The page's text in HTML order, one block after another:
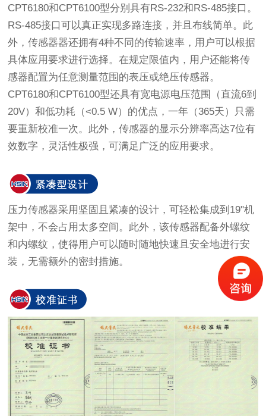
CPT6180和CPT6100型分别具有RS-232和RS-485接口。
RS-485接口可以真正实现多路连接，并且布线简单。此
外，传感器器还拥有4种不同的传输速率，用户可以根据
具体应用要求进行选择。在规定限值内，用户还能将传
感器配置为任意测量范围的表压或绝压传感器。
CPT6180和CPT6100型还具有宽电源电压范围（直流6到
20V）和低功耗（<0.5 W）的优点，一年（365天）只需
要重新校准一次。此外，传感器的显示分辨率高达7位有
效数字，灵活性极强，可满足广泛的应用要求。
压力传感器采用坚固且紧凑的设计，可轻松集成到19"机
架中，不会占用太多空间。此外，该传感器配备外螺纹
和内螺纹，使得用户可以随时随地快速且安全地进行安
装，无需额外的密封措施。